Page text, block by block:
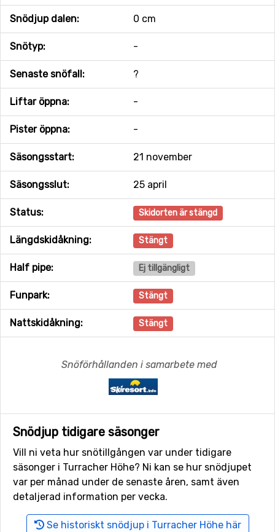
Snödjup dalen: 0 cm
Snötyp: -
Senaste snöfall: ?
Liftar öppna: -
Pister öppna: -
Säsongsstart: 21 november
Säsongsslut: 25 april
Status: Skidorten är stängd
Längdskidåkning: Stängt
Half pipe: Ej tillgängligt
Funpark: Stängt
Nattskidåkning: Stängt
Snöförhållanden i samarbete med
Snödjup tidigare säsonger
Vill ni veta hur snötillgången var under tidigare
säsonger i Turracher Höhe? Ni kan se hur snödjupet
var per månad under de senaste åren, samt även
detaljerad information per vecka.
Se historiskt snödjup i Turracher Höhe här